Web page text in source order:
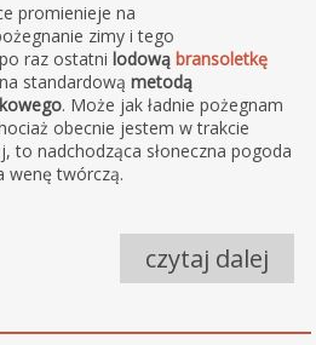
promienieje na
zimy i tego
raz ostatni lodową bransoletkę
standardową metodą
. Może jak ładnie pożegnam
obecnie jestem w trakcie
to nadchodząca słoneczna pogoda
wenę twórczą.
czytaj dalej